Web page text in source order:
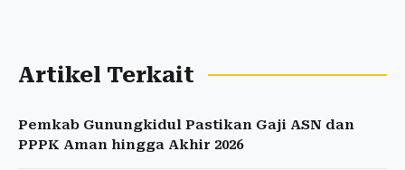
Artikel Terkait
Pemkab Gunungkidul Pastikan Gaji ASN dan
PPPK Aman hingga Akhir 2026